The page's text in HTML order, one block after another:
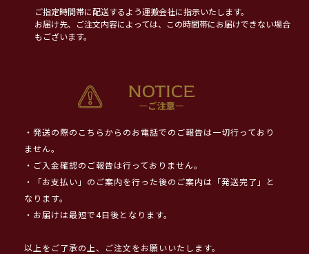
ご指定時間帯に配送するよう運搬会社に指示いたします。
お届け先、ご注文内容によっては、この時間帯にお届けできない場合
もございます。
・発送の際のこちらからのお電話でのご報告は一切行っており
ません。
・ご入金確認のご報告は行っておりません。
・「お支払い」のご案内を行った後のご案内は「発送完了」と
なります。
・お届けは最短で4日後となります。
以上をご了承の上、ご注文をお願いいたします。